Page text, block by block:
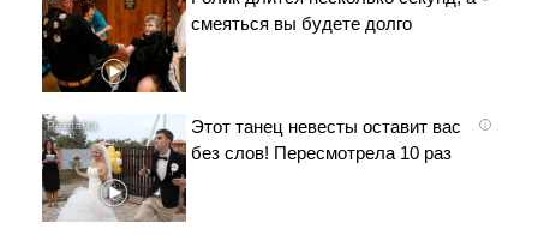
смеяться вы будете долго
i
Этот танец невесты оставит вас
без слов! Пересмотрела 10 раз